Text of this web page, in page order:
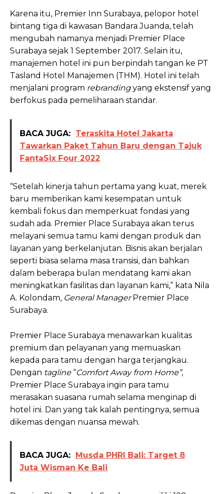
Karena itu, Premier Inn Surabaya, pelopor hotel
bintang tiga di kawasan Bandara Juanda, telah
mengubah namanya menjadi Premier Place
Surabaya sejak 1 September 2017. Selain itu,
manajemen hotel ini pun berpindah tangan ke PT
Tasland Hotel Manajemen (THM). Hotel ini telah
menjalani program rebrandingyang ekstensif yang
berfokus pada pemeliharaan standar.
BACA JUGA: Teraskita Hotel Jakarta
Tawarkan Paket Tahun Baru dengan Tajuk
FantaSix Four 2022
“Setelah kinerja tahun pertama yang kuat, merek
baru memberikan kami kesempatan untuk
kembali fokus dan memperkuat fondasi yang
sudah ada. Premier Place Surabaya akan terus
melayani semua tamu kami dengan produk dan
layanan yang berkelanjutan. Bisnis akan berjalan
seperti biasa selama masa transisi, dan bahkan
dalam beberapa bulan mendatang kami akan
meningkatkan fasilitas dan layanan kami,” kata Nila
A. Kolondam, General ManagerPremier Place
Surabaya.
Premier Place Surabaya menawarkan kualitas
premium dan pelayanan yang memuaskan
kepada para tamu dengan harga terjangkau.
Dengan tagline“Comfort Away from Home”,
Premier Place Surabaya ingin para tamu
merasakan suasana rumah selama menginap di
hotel ini. Dan yang tak kalah pentingnya, semua
dikemas dengan nuansa mewah.
BACA JUGA: Musda PHRI Bali: Target 8
Juta Wisman Ke Bali